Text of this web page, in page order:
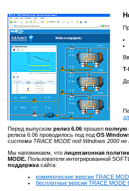
Перед выпуском релиз 6.06 прошел полную
релиза 6.06 проводилось под под OS
система TRACE MODE под Windows 2000
Мы напоминаем, что лицензионная
MODE. Пользователи интегрированной
поддержка сайта:
коммерческие версии TRACE
бесплатные версии TRACE MODE